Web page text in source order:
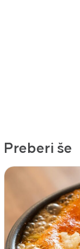
Preberi še